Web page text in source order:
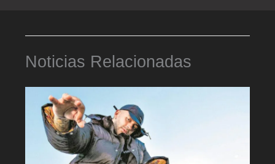
Noticias Relacionadas